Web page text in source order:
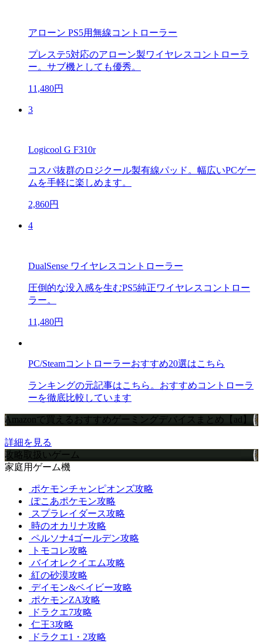
アローン PS5用無線コントローラー
プレステ5対応のアローン製ワイヤレスコントローラ
ー。サブ機としても優秀。
11,480円
3
Logicool G F310r
コスパ抜群のロジクール製有線パッド。幅広いPCゲー
ムを手軽に楽しめます。
2,860円
4
DualSense ワイヤレスコントローラー
圧倒的な没入感を生むPS5純正ワイヤレスコントロー
ラー。
11,480円
PC/Steamコントローラーおすすめ20選はこちら
ランキングの元記事はこちら。おすすめコントローラ
ーを徹底比較しています
Amazonで買えるおすすめゲーミングデバイスまとめ【ad】
詳細を見る
攻略取扱いゲーム
家庭用ゲーム機
ポケモンチャンピオンズ攻略
ぽこあポケモン攻略
スプラレイダース攻略
時のオカリナ攻略
ペルソナ4ゴールデン攻略
トモコレ攻略
バイオレクイエム攻略
紅の砂漠攻略
デイモン&ベイビー攻略
ポケモンZA攻略
ドラクエ7攻略
仁王3攻略
ドラクエ1・2攻略